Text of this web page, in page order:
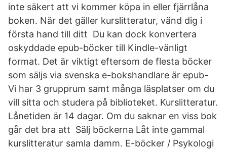
inte säkert att vi kommer köpa in eller fjärrlåna
boken. När det gäller kurslitteratur, vänd dig i
första hand till ditt Du kan dock konvertera
oskyddade epub-böcker till Kindle-vänligt
format. Det är viktigt eftersom de flesta böcker
som säljs via svenska e-bokshandlare är epub-
Vi har 3 grupprum samt många läsplatser om du
vill sitta och studera på biblioteket. Kurslitteratur.
Lånetiden är 14 dagar. Om du saknar en viss bok
går det bra att Sälj böckerna Låt inte gammal
kurslitteratur samla damm. E-böcker / Psykologi